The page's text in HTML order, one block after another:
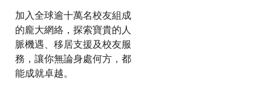
加入全球逾十萬名校友組成
的龐大網絡，探索寶貴的人
脈機遇、移居支援及校友服
務，讓你無論身處何方，都
能成就卓越。